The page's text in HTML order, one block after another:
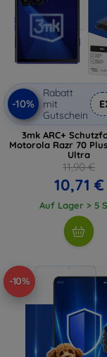
-10%
Rabatt
mit
Gutschein
3mk ARC+
Motorola Razr 70
Ultra
11,90 €
10,71 €
Auf Lager > 5
-10%